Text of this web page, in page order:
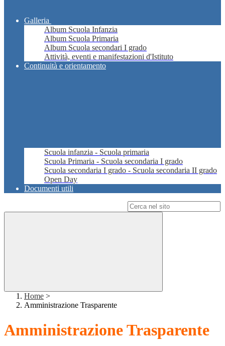
Galleria
Album Scuola Infanzia
Album Scuola Primaria
Album Scuola secondari I grado
Attività, eventi e manifestazioni d'Istituto
Continuità e orientamento
Scuola infanzia - Scuola primaria
Scuola Primaria - Scuola secondaria I grado
Scuola secondaria I grado - Scuola secondaria II grado
Open Day
Documenti utili
Home >
Amministrazione Trasparente
Amministrazione Trasparente